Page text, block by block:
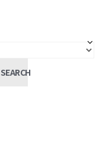
SEARCH